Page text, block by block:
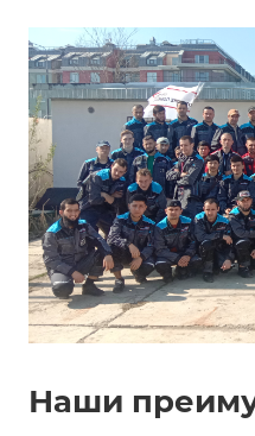
Наши